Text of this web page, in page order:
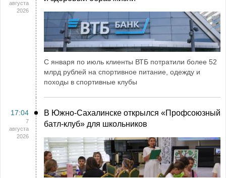
августа
2026
С января по июль клиенты ВТБ потратили более 52
млрд рублей на спортивное питание, одежду и
походы в спортивные клубы
17:04
7
августа
2026
В Южно-Сахалинске открылся «Профсоюзный
батл-клуб» для школьников